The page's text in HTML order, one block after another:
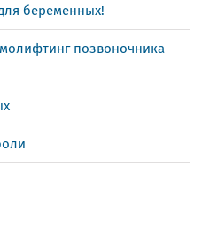
беременных!
позвоночника